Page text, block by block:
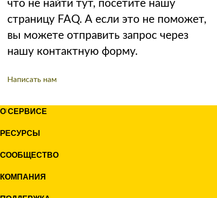
что не найти тут, посетите нашу
страницу FAQ. А если это не поможет,
вы можете отправить запрос через
нашу контактную форму.
Написать нам
О СЕРВИСЕ
РЕСУРСЫ
СООБЩЕСТВО
КОМПАНИЯ